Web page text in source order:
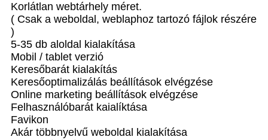
Korlátlan webtárhely méret.
( Csak a weboldal, weblaphoz tartozó fájlok részére
)
5-35 db aloldal kialakítása
Mobil / tablet verzió
Keresőbarát kialakítás
Keresőoptimalizálás beállítások elvégzése
Online marketing beállítások elvégzése
Felhasználóbarát kaialíktása
Favikon
Akár többnyelvű weboldal kialakítása